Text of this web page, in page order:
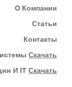
О Компании
Статьи
Контакты
Скачать
И IT Скачать